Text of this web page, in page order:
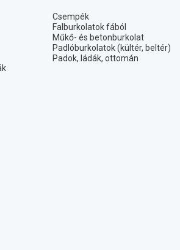
Csempék
Falburkolatok fából
Műkő- és betonburkolat
Padlóburkolatok (kültér, beltér)
Padok, ládák, ottomán